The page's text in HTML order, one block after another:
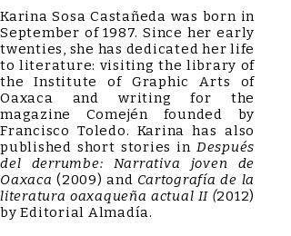
Karina Sosa Castañeda was born in
September of 1987. Since her early
twenties, she has dedicated her life
to literature: visiting the library of
the Institute of Graphic Arts of
Oaxaca and writing for the
magazine Comején founded by
Francisco Toledo. Karina has also
published short stories in Después
del derrumbe: Narrativa joven de
Oaxaca (2009) and Cartografía de la
literatura oaxaqueña actual II (2012)
by Editorial Almadía.